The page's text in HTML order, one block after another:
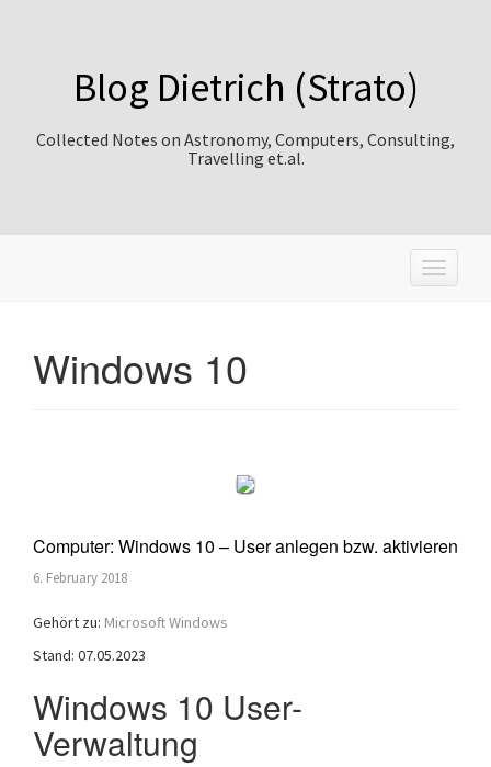
Blog Dietrich (Strato)
Collected Notes on Astronomy, Computers, Consulting,
Travelling et.al.
T
o
i
Windows 10
Computer: Windows 10 – User anlegen bzw. aktivieren
6. February 2018
Gehört zu: Microsoft Windows
Stand: 07.05.2023
Windows 10 User-
Verwaltung